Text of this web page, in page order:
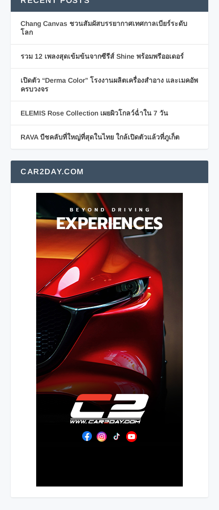
Chang Canvas ชวนสัมผัสบรรยากาศเทศกาลเบียร์ระดับ
โลก
รวม 12 เพลงสุดเข้มข้นจากซีรีส์ Shine พร้อมพรีออเดอร์
เปิดตัว “Derma Color” โรงงานผลิตเครื่องสำอาง และเมคอัพ
ครบวงจร
ELEMIS Rose Collection เผยผิวโกลว์ฉ่ำใน 7 วัน
RAVA บีชคลับที่ใหญ่ที่สุดในไทย ใกล้เปิดตัวแล้วที่ภูเก็ต
CAR2DAY.COM